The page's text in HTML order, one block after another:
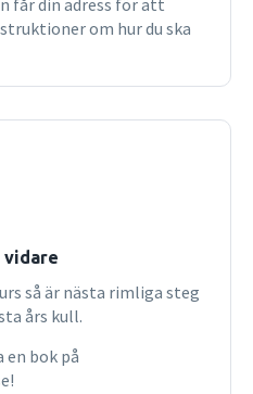
organen och
att göra kroppens inre
cellens funktioner. Två
och får illustrera hur
i andra organ.
får din adress för att
om hur du ska
vidare
så är nästa rimliga steg
års kull.
bok på